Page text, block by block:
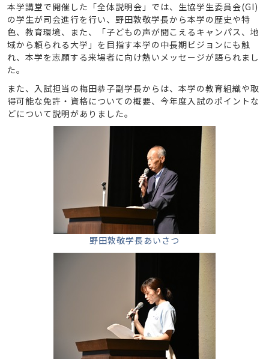
本学講堂で開催した「全体説明会」では、生協学生委員会(GI)
の学生が司会進行を行い、野田敦敬学長から本学の歴史や特
色、教育環境、また、「子どもの声が聞こえるキャンパス、地
域から頼られる大学」を目指す本学の中長期ビジョンにも触
れ、本学を志願する来場者に向け熱いメッセージが語られまし
た。
また、入試担当の梅田恭子副学長からは、本学の教育組織や取
得可能な免許・資格についての概要、今年度入試のポイントな
どについて説明がありました。
野田敦敬学長あいさつ